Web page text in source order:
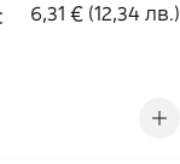
6,31 € (12,34 лв.)